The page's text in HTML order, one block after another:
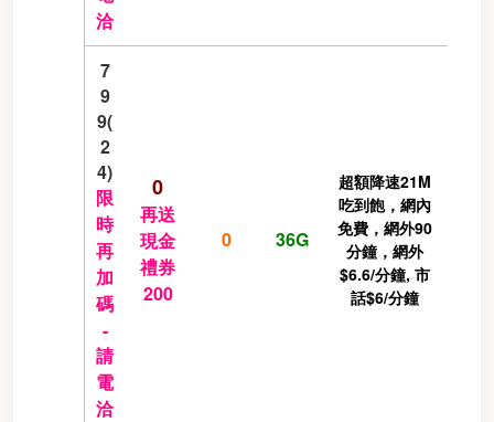
洽
7
9
9(
2
4)
限
時
再
加
碼
-
請
電
洽
0
再送
現金
禮券
200
0 36G
超額降速21M
吃到飽，網內
免費，網外90
分鐘，網外
$6.6/分鐘, 市
話$6/分鐘